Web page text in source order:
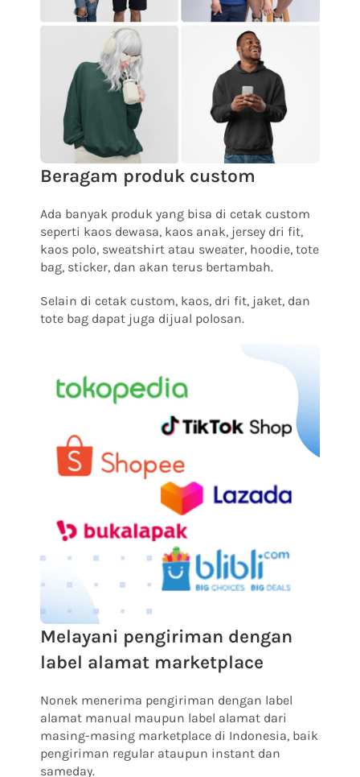
Beragam produk custom
Ada banyak produk yang bisa di cetak custom
seperti kaos dewasa, kaos anak, jersey dri fit,
kaos polo, sweatshirt atau sweater, hoodie, tote
bag, sticker, dan akan terus bertambah.
Selain di cetak custom, kaos, dri fit, jaket, dan
tote bag dapat juga dijual polosan.
Melayani pengiriman dengan
label alamat marketplace
Nonek menerima pengiriman dengan label
alamat manual maupun label alamat dari
masing-masing marketplace di Indonesia, baik
pengiriman regular ataupun instant dan
sameday.